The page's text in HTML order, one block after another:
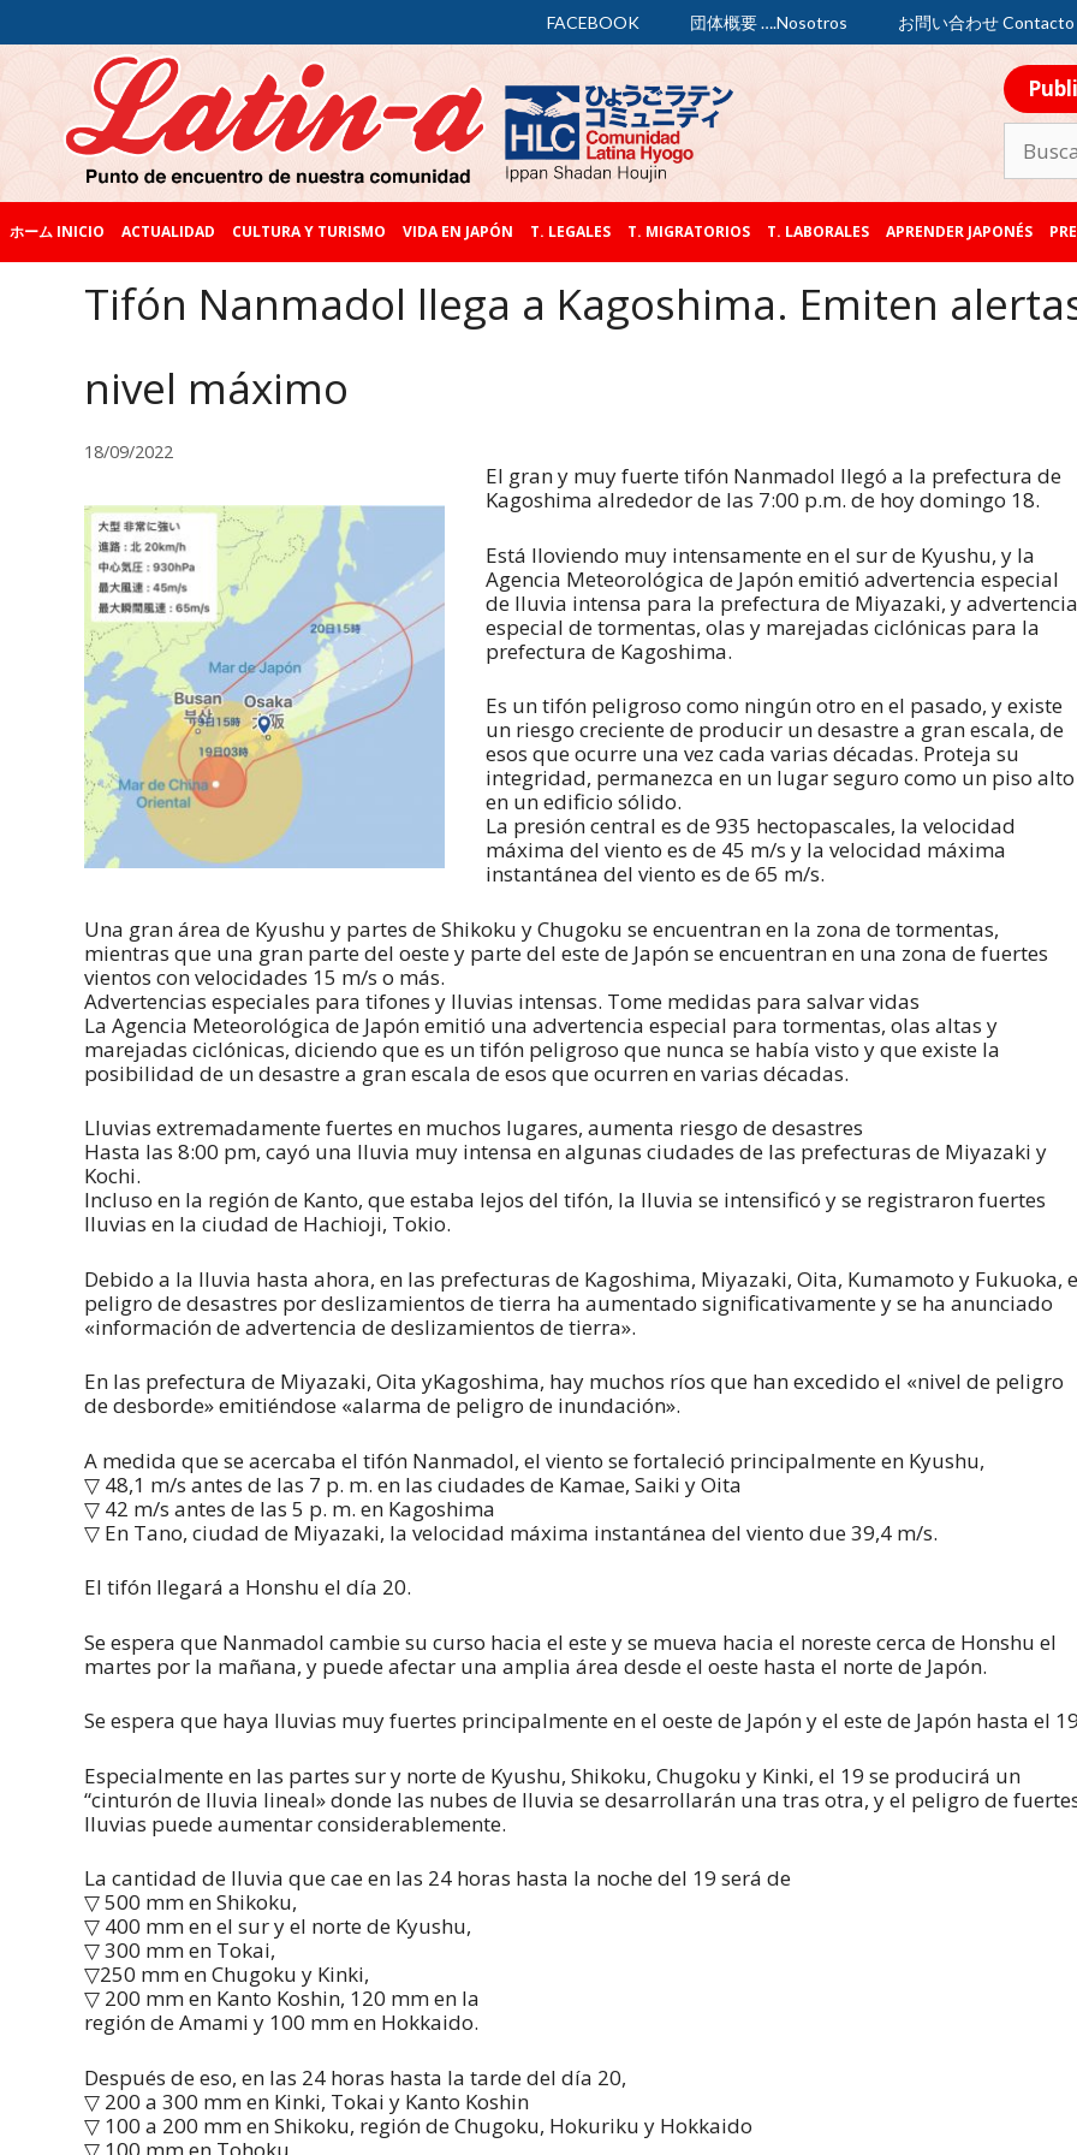
FACEBOOK 団体概要 ….Nosotros お問い合わせ Contacto
ホーム INICIO ACTUALIDAD CULTURA Y TURISMO VIDA EN JAPÓN T. LEGALES T. MIGRATORIOS T. LABORALES APRENDER JAPONÉS
Tifón Nanmadol llega a Kagoshima. Emiten
nivel máximo
18/09/2022
El gran y muy fuerte tifón Nanmadol llegó a la prefectura de
Kagoshima alrededor de las 7:00 p.m. de hoy domingo 18.
Está lloviendo muy intensamente en el sur de Kyushu, y la
Agencia Meteorológica de Japón emitió advertencia especial
de lluvia intensa para la prefectura de Miyazaki, y advertencia
especial de tormentas, olas y marejadas ciclónicas para la
prefectura de Kagoshima.
Es un tifón peligroso como ningún otro en el pasado, y existe
un riesgo creciente de producir un desastre a gran escala, de
esos que ocurre una vez cada varias décadas. Proteja su
integridad, permanezca en un lugar seguro como un piso alto
en un edificio sólido.
La presión central es de 935 hectopascales, la velocidad
máxima del viento es de 45 m/s y la velocidad máxima
instantánea del viento es de 65 m/s.
Una gran área de Kyushu y partes de Shikoku y Chugoku se encuentran en la zona de tormentas,
mientras que una gran parte del oeste y parte del este de Japón se encuentran en una zona de fuertes
vientos con velocidades 15 m/s o más.
Advertencias especiales para tifones y lluvias intensas. Tome medidas para salvar vidas
La Agencia Meteorológica de Japón emitió una advertencia especial para tormentas, olas altas y
marejadas ciclónicas, diciendo que es un tifón peligroso que nunca se había visto y que existe la
posibilidad de un desastre a gran escala de esos que ocurren en varias décadas.
Lluvias extremadamente fuertes en muchos lugares, aumenta riesgo de desastres
Hasta las 8:00 pm, cayó una lluvia muy intensa en algunas ciudades de las prefecturas de Miyazaki y
Kochi.
Incluso en la región de Kanto, que estaba lejos del tifón, la lluvia se intensificó y se registraron fuertes
lluvias en la ciudad de Hachioji, Tokio.
Debido a la lluvia hasta ahora, en las prefecturas de Kagoshima, Miyazaki, Oita, Kumamoto y Fukuoka,
peligro de desastres por deslizamientos de tierra ha aumentado significativamente y se ha anunciado
«información de advertencia de deslizamientos de tierra».
En las prefectura de Miyazaki, Oita yKagoshima, hay muchos ríos que han excedido el «nivel de peligro
de desborde» emitiéndose «alarma de peligro de inundación».
A medida que se acercaba el tifón Nanmadol, el viento se fortaleció principalmente en Kyushu,
▽ 48,1 m/s antes de las 7 p. m. en las ciudades de Kamae, Saiki y Oita
▽ 42 m/s antes de las 5 p. m. en Kagoshima
▽ En Tano, ciudad de Miyazaki, la velocidad máxima instantánea del viento due 39,4 m/s.
El tifón llegará a Honshu el día 20.
Se espera que Nanmadol cambie su curso hacia el este y se mueva hacia el noreste cerca de Honshu el
martes por la mañana, y puede afectar una amplia área desde el oeste hasta el norte de Japón.
Se espera que haya lluvias muy fuertes principalmente en el oeste de Japón y el este de Japón hasta el
Especialmente en las partes sur y norte de Kyushu, Shikoku, Chugoku y Kinki, el 19 se producirá un
“cinturón de lluvia lineal» donde las nubes de lluvia se desarrollarán una tras otra, y el peligro de
lluvias puede aumentar considerablemente.
La cantidad de lluvia que cae en las 24 horas hasta la noche del 19 será de
▽ 500 mm en Shikoku,
▽ 400 mm en el sur y el norte de Kyushu,
▽ 300 mm en Tokai,
▽250 mm en Chugoku y Kinki,
▽ 200 mm en Kanto Koshin, 120 mm en la
región de Amami y 100 mm en Hokkaido.
Después de eso, en las 24 horas hasta la tarde del día 20,
▽ 200 a 300 mm en Kinki, Tokai y Kanto Koshin
▽ 100 a 200 mm en Shikoku, región de Chugoku, Hokuriku y Hokkaido